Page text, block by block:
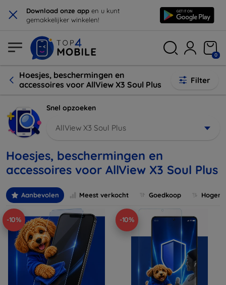
× Download onze app en u kunt
gemakkelijker winkelen!
0
Hoesjes, beschermingen en
accessoires voor AllView X3 Soul Plus
Filter
Snel opzoeken
AllView X3 Soul Plus
Hoesjes, beschermingen en
accessoires voor AllView X3 Soul Plus
Aanbevolen Meest verkocht Goedkoop
-10% -10%